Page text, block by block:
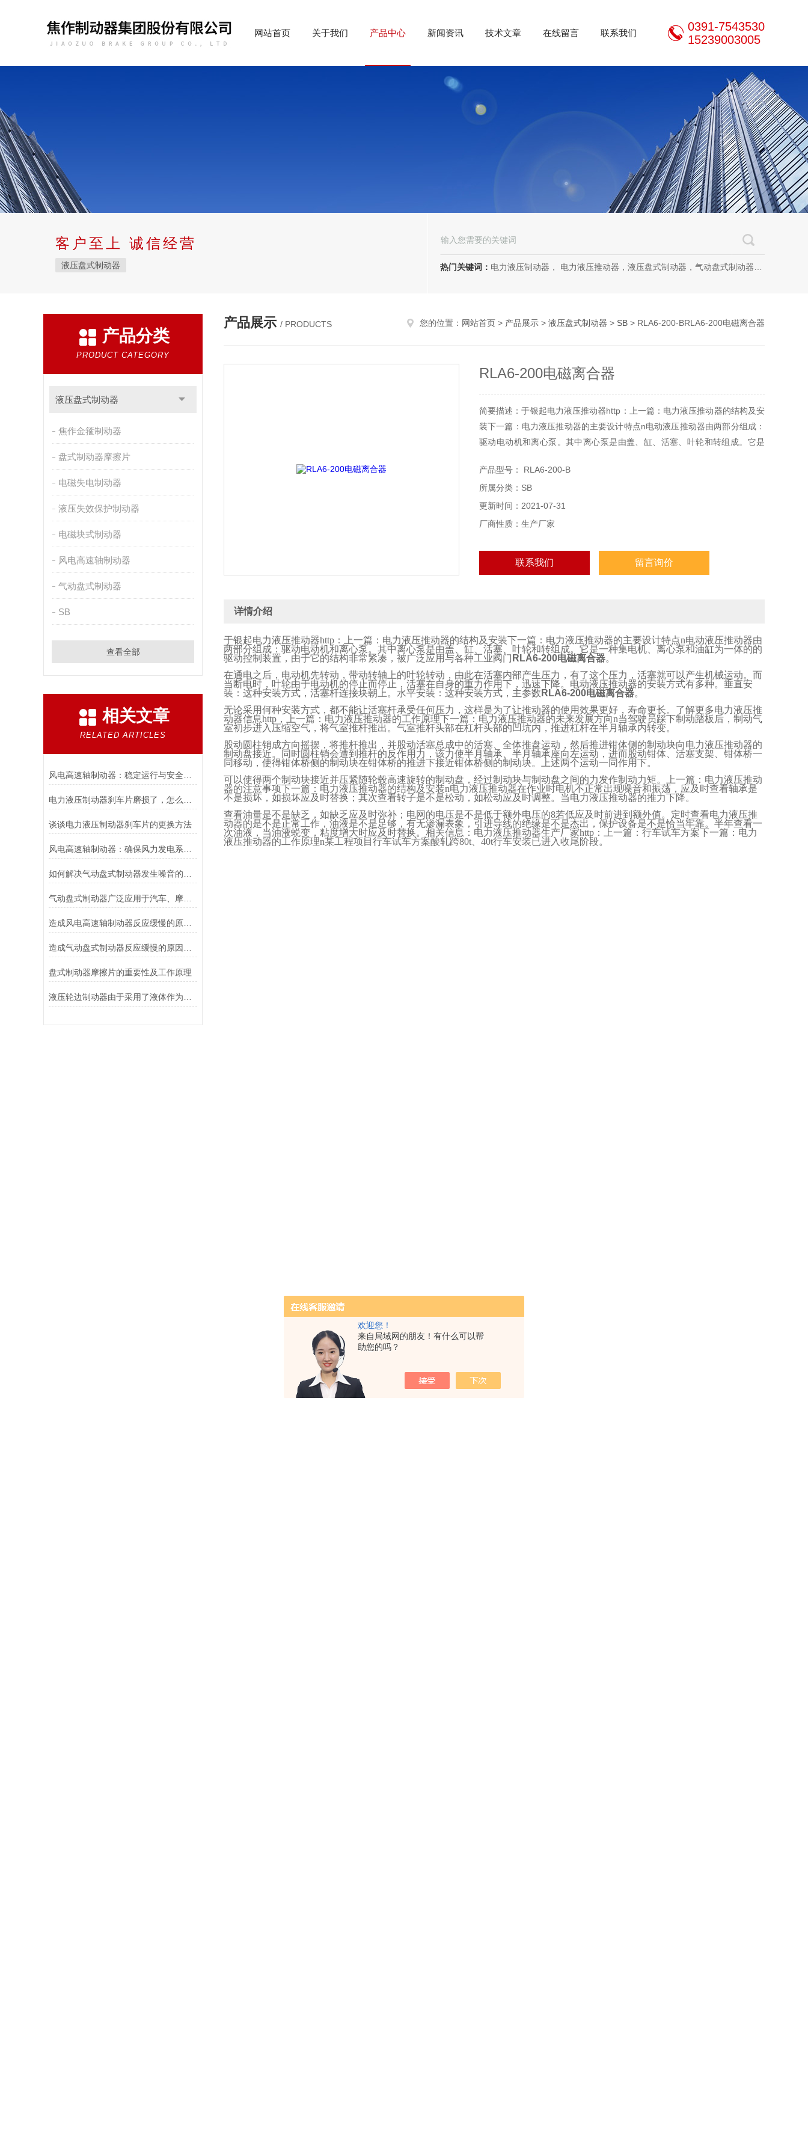
欢迎您！
来自局域网的朋友！有什么可以帮
助您的吗？
网站首页 关于我们 产品中心 新闻资讯 技术文章 在线留言 联系我们
0391-7543530
15239003005
客户至上 诚信经营
液压盘式制动器 热门关键词： 电力液压制动器， 电力液压推动器，液压盘式制动器，气动盘式制动器，刹车片，焦作制动器股份有限公司，焦作金箍制动器，焦作金箍临瑞制动器股份有限公司
产品分类
PRODUCT CATEGORY
液压盘式制动器
焦作金箍制动器
盘式制动器摩擦片
电磁失电制动器
液压失效保护制动器
电磁块式制动器
风电高速轴制动器
气动盘式制动器
SB
查看全部
相关文章
RELATED ARTICLES
谈谈电力液压制动器刹车片的更换方法
气动盘式制动器广泛应用于汽车、摩托车和自行车等交通工具中
造成风电高速轴制动器反应缓慢的原因有哪些？
盘式制动器摩擦片的重要性及工作原理
产品展示 / PRODUCTS 您的位置： 网站首页 > 产品展示 > 液压盘式制动器 > SB > RLA6-200-BRLA6-200电磁离合器
RLA6-200电磁离合器
简要描述：于银起电力液压推动器http：上一篇：电力液压推动器的结构及安
装下一篇：电力液压推动器的主要设计特点n电动液压推动器由两部分组成：
驱动电动机和离心泵。其中离心泵是由盖、缸、活塞、叶轮和转组成。它是
磁离合器。
产品型号： RLA6-200-B
所属分类：SB
更新时间：2021-07-31
厂商性质：生产厂家
联系我们 留言询价
详情介绍
于银起电力液压推动器http ：上一篇：电力液压推动器的结构及安装下一篇：电力液压推动器的主要设计特点n电动液压推动器由
两部分组成：驱动电动机和离心泵。其中离心泵是由盖、缸、活塞、叶轮和转组成。它是一种集电机、离心泵和油缸为一体的的
驱动控制装置，由于它的结构非常紧凑，被广泛应用与各种工业阀门 RLA6-200电磁离合器。
在通电之后，电动机先转动，带动转轴上的叶轮转动，由此在活塞内部产生压力，有了这个压力，活塞就可以产生机械运动。而
当断电时，叶轮由于电动机的停止而停止，活塞在自身的重力作用下，迅速下降。电动液压推动器的安装方式有多种。垂直安
装：这种安装方式，活塞杆连接块朝上。水平安装：这种安装方式，主参数 RLA6-200电磁离合器。
无论采用何种安装方式，都不能让活塞杆承受任何压力，这样是为了让推动器的使用效果更好，寿命更长。了解更多电力液压推
动器信息http ，上一篇：电力液压推动器的工作原理下一篇：电力液压推动器的未来发展方向n当驾驶员踩下制动踏板后，制动气
室初步进入压缩空气，将气室推杆推出。气室推杆头部在杠杆头部的凹坑内，推进杠杆在半月轴承内转变。
股动圆柱销成方向摇摆，将推杆推出，并股动活塞总成中的活塞、全体推盘运动，然后推进钳体侧的制动块向电力液压推动器的
制动盘接近。同时圆柱销会遭到推杆的反作用力，该力使半月轴承、半月轴承座向左运动，进而股动钳体、活塞支架、钳体桥一
同移动，使得钳体桥侧的制动块在钳体桥的推进下接近钳体桥侧的制动块。上述两个运动一同作用下。
可以使得两个制动块接近并压紧随轮毂高速旋转的制动盘，经过制动块与制动盘之间的力发作制动力矩。上一篇：电力液压推动
器的注意事项下一篇：电力液压推动器的结构及安装n电力液压推动器在作业时电机不正常出现噪音和振荡，应及时查看轴承是
不是损坏，如损坏应及时替换；其次查看转子是不是松动，如松动应及时调整。当电力液压推动器的推力下降。
查看油量是不是缺乏，如缺乏应及时弥补；电网的电压是不是低于额外电压的8若低应及时前进到额外值。定时查看电力液压推
动器的是不是正常工作，油液是不是足够，有无渗漏表象，引进导线的绝缘是不是杰出，保护设备是不是恰当牢靠。半年查看一
次油液，当油液蜕变，粘度增大时应及时替换。相关信息：电力液压推动器生产厂家http ：上一篇：行车试车方案下一篇：电力
液压推动器的工作原理n某工程项目行车试车方案酸轧跨80t 40t行车安装已进入收尾阶段。